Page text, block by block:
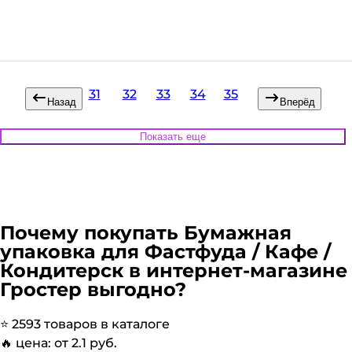
Назад
31 32 33 34 35
Вперёд
Показать еще
Почему покупать Бумажная
упаковка для Фастфуда / Кафе /
Кондитерск в интернет-магазине
Гростер выгодно?
⭐️ 2593 товаров в каталоге
🔥 цена: от 2.1 руб.